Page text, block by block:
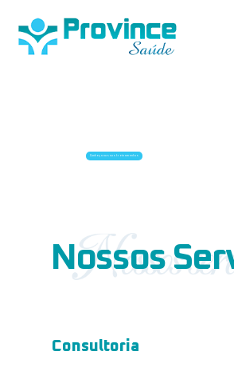
Conheça nossos treinamentos
Nossos
Consultoria